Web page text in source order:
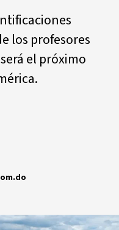
los profesores
el próximo